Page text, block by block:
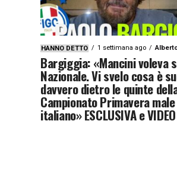
HANNO DETTO 1 settimana ago
Bargiggia: «Mancini voleva
Nazionale. Vi svelo cosa è
davvero dietro le quinte
Campionato Primavera
italiano» ESCLUSIVA e VIDEO